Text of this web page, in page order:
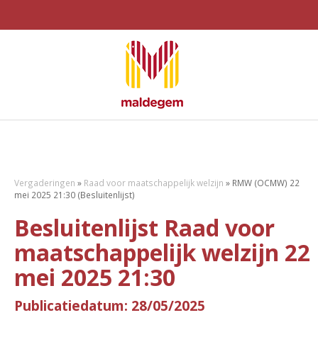
Vergaderingen » Raad voor maatschappelijk welzijn » RMW (OCMW) 22
mei 2025 21:30 (Besluitenlijst)
Besluitenlijst Raad voor
maatschappelijk welzijn 22
mei 2025 21:30
Publicatiedatum: 28/05/2025